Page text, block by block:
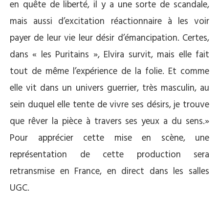
en quête de liberté, il y a une sorte de scandale,
mais aussi d’excitation réactionnaire à les voir
payer de leur vie leur désir d’émancipation. Certes,
dans « les Puritains », Elvira survit, mais elle fait
tout de même l’expérience de la folie. Et comme
elle vit dans un univers guerrier, très masculin, au
sein duquel elle tente de vivre ses désirs, je trouve
que rêver la pièce à travers ses yeux a du sens.»
Pour apprécier cette mise en scène, une
représentation de cette production sera
retransmise en France, en direct dans les salles
UGC.